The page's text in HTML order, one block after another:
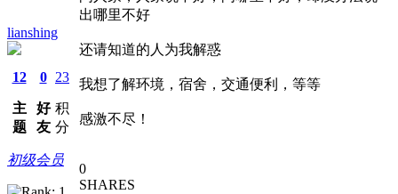
lianshing
12
主
题
0
好
友
23
积
分
初级会员
出哪里不好
还请知道的人为我解惑
我想了解环境，宿舍，交通便利，等等
感激不尽！
0
SHARES